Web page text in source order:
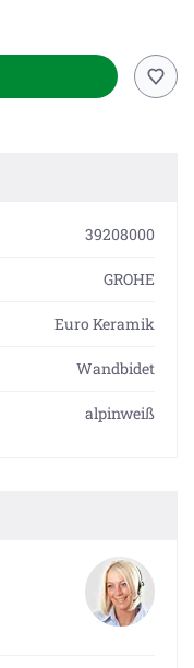
39208000
GROHE
Euro Keramik
Wandbidet
alpinweiß